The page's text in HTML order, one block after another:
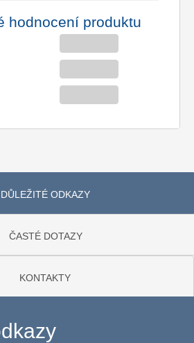
hodnocení produktu
DŮLEŽITÉ ODKAZY
ČASTÉ DOTAZY
KONTAKTY